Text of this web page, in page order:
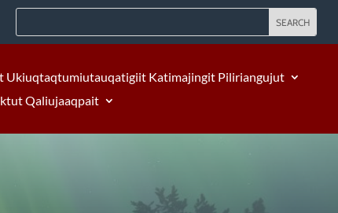
Ukiuqtaqtumiutauqatigiit Katimajingit Piliriangujut
Qaliujaaqpait